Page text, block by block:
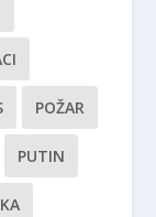
POŽAR
PUTIN